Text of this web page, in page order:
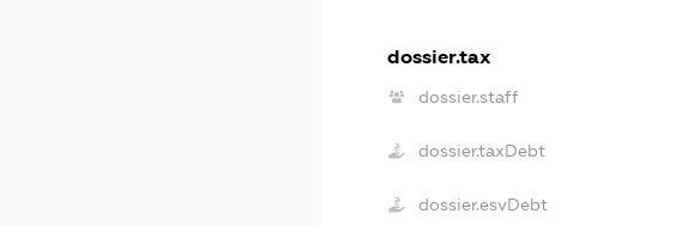
dossier.tax
dossier.staff
dossier.taxDebt
dossier.esvDebt